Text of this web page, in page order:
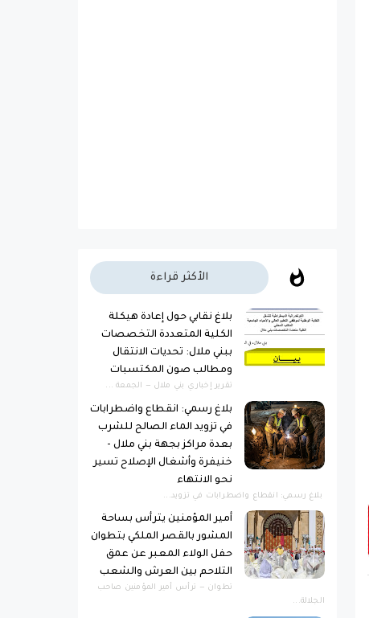
الأكثر قراءة
بلاغ نقابي حول إعادة هيكلة
الكلية المتعددة التخصصات
ببني ملال: تحديات الانتقال
ومطالب صون المكتسبات
​تقرير إخباري ​بني ملال — الجمعة ...
بلاغ رسمي: انقطاع واضطرابات
في تزويد الماء الصالح للشرب
بعدة مراكز بجهة بني ملال -
خنيفرة وأشغال الإصلاح تسير
نحو الانتهاء
بلاغ رسمي: انقطاع واضطرابات في تزويد...
أمير المؤمنين يترأس بساحة
المشور بالقصر الملكي بتطوان
حفل الولاء المعبر عن عمق
التلاحم بين العرش والشعب
تطوان — ترأس أمير المؤمنين صاحب
الجلالة...